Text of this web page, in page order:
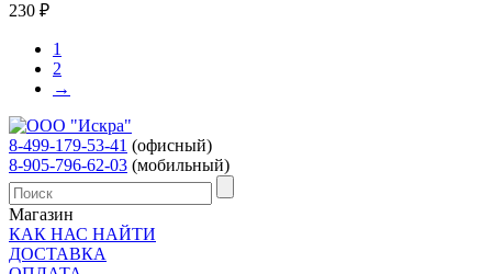
230 ₽
1
2
→
8-499-179-53-41 (офисный)
8-905-796-62-03 (мобильный)
Магазин
КАК НАС НАЙТИ
ДОСТАВКА